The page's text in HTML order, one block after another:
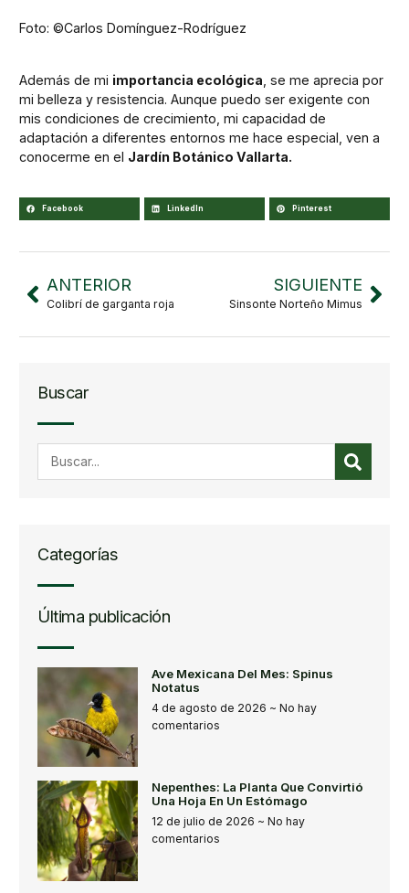
Foto: ©Carlos Domínguez-Rodríguez
Además de mi importancia ecológica , se me aprecia por
mi belleza y resistencia. Aunque puedo ser exigente con
mis condiciones de crecimiento, mi capacidad de
adaptación a diferentes entornos me hace especial, ven a
conocerme en el Jardín Botánico Vallarta.
Facebook LinkedIn Pinterest
ANTERIOR
Colibrí de garganta roja
SIGUIENTE
Sinsonte Norteño Mimus
Buscar
Categorías
Última publicación
Ave Mexicana Del Mes: Spinus
Notatus
4 de agosto de 2026
No hay
comentarios
Nepenthes: La Planta Que Convirtió
Una Hoja En Un Estómago
12 de julio de 2026
No hay
comentarios